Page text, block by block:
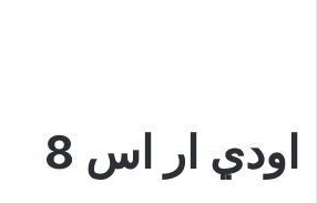
اودي ار اس 8